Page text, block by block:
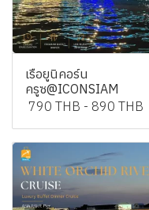
เรือยูนิคอร์น
ครูซ@ICONSIAM
790 THB - 890 THB